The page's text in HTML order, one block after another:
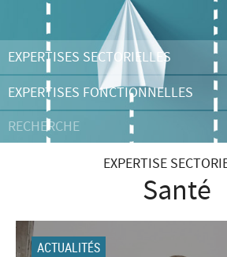
EXPERTISES SECTORIELLES
EXPERTISES FONCTIONNELLES
EXPERTISE
Santé
ACTUALITÉS